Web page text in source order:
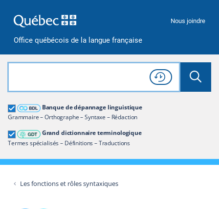
Office québécois de la langue française
Nous joindre
Rechercher dans tout le site
Lancer
Consulter l'
Historique
de recherche
Banque de dépannage linguistique
Grammaire – Orthographe – Syntaxe – Rédaction
Grand dictionnaire terminologique
Termes spécialisés – Définitions – Traductions
Grand dictionnaire terminologique
Restreindre aux termes
Les fonctions et rôles syntaxiques